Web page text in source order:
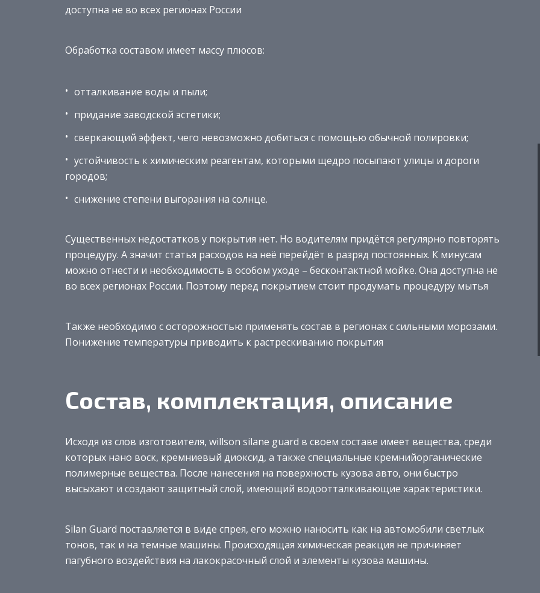
доступна не во всех регионах России
Обработка составом имеет массу плюсов:
отталкивание воды и пыли;
придание заводской эстетики;
сверкающий эффект, чего невозможно добиться с помощью обычной полировки;
устойчивость к химическим реагентам, которыми щедро посыпают улицы и дороги
городов;
снижение степени выгорания на солнце.
Существенных недостатков у покрытия нет. Но водителям придётся регулярно повторять
процедуру. А значит статья расходов на неё перейдёт в разряд постоянных. К минусам
можно отнести и необходимость в особом уходе – бесконтактной мойке. Она доступна не
во всех регионах России. Поэтому перед покрытием стоит продумать процедуру мытья
Также необходимо с осторожностью применять состав в регионах с сильными морозами.
Понижение температуры приводить к растрескиванию покрытия
Состав, комплектация, описание
Исходя из слов изготовителя, willson silane guard в своем составе имеет вещества, среди
которых нано воск, кремниевый диоксид, а также специальные кремнийорганические
полимерные вещества. После нанесения на поверхность кузова авто, они быстро
высыхают и создают защитный слой, имеющий водоотталкивающие характеристики.
Silan Guard поставляется в виде спрея, его можно наносить как на автомобили светлых
тонов, так и на темные машины. Происходящая химическая реакция не причиняет
пагубного воздействия на лакокрасочный слой и элементы кузова машины.